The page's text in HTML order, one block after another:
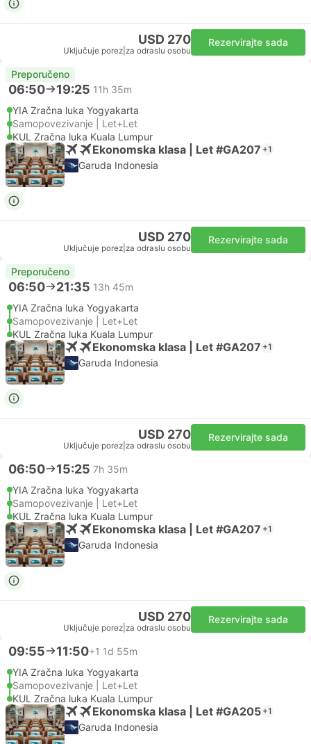
USD 270
Uključuje porez za odraslu osobu
Rezervirajte sada
Preporučeno
06:50 19:25 11h 35m
YIA Zračna luka Yogyakarta
Samopovezivanje | Let+Let
KUL Zračna luka Kuala Lumpur
Ekonomska klasa | Let #GA207 +1
Garuda Indonesia
USD 270
Uključuje porez za odraslu osobu
Rezervirajte sada
Preporučeno
06:50 21:35 13h 45m
YIA Zračna luka Yogyakarta
Samopovezivanje | Let+Let
KUL Zračna luka Kuala Lumpur
Ekonomska klasa | Let #GA207 +1
Garuda Indonesia
USD 270
Uključuje porez za odraslu osobu
Rezervirajte sada
06:50 15:25 7h 35m
YIA Zračna luka Yogyakarta
Samopovezivanje | Let+Let
KUL Zračna luka Kuala Lumpur
Ekonomska klasa | Let #GA207 +1
Garuda Indonesia
USD 270
Uključuje porez za odraslu osobu
Rezervirajte sada
09:55 11:50+1 1d 55m
YIA Zračna luka Yogyakarta
Samopovezivanje | Let+Let
KUL Zračna luka Kuala Lumpur
Ekonomska klasa | Let #GA205 +1
Garuda Indonesia